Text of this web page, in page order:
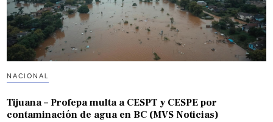
NACIONAL
Tijuana – Profepa multa a CESPT y CESPE por
contaminación de agua en BC (MVS Noticias)